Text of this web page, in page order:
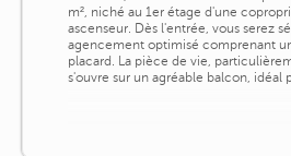
m², niché au 1er étage d'une
ascenseur. Dès l'entrée, vous serez
agencement optimisé comprenant
placard. La pièce de vie,
s'ouvre sur un agréable balcon, idéal